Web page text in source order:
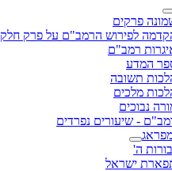
פרקים
לפירוש הרמב"ם על פרק חלק
רמב"ם
המדע
תשובה
מלכים
נבוכים
- שיעורים נפרדים
ה'
ישראל